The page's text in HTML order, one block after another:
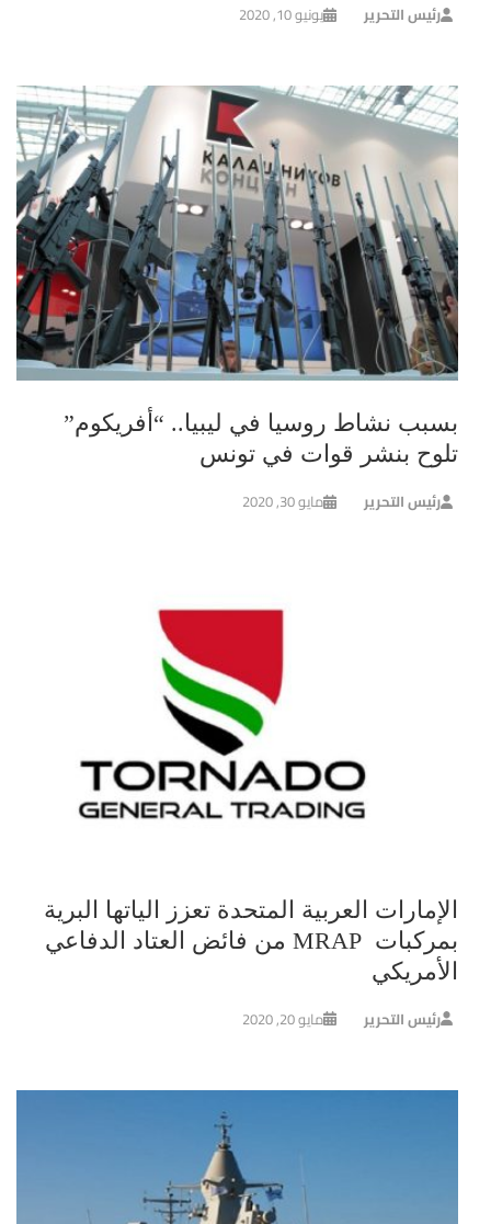
رئيس التحرير يونيو 10, 2020
بسبب نشاط روسيا في ليبيا.. “أفريكوم”
تلوح بنشر قوات في تونس
رئيس التحرير مايو 30, 2020
الإمارات العربية المتحدة تعزز الياتها البرية
بمركبات MRAP من فائض العتاد الدفاعي
الأمريكي
رئيس التحرير مايو 20, 2020